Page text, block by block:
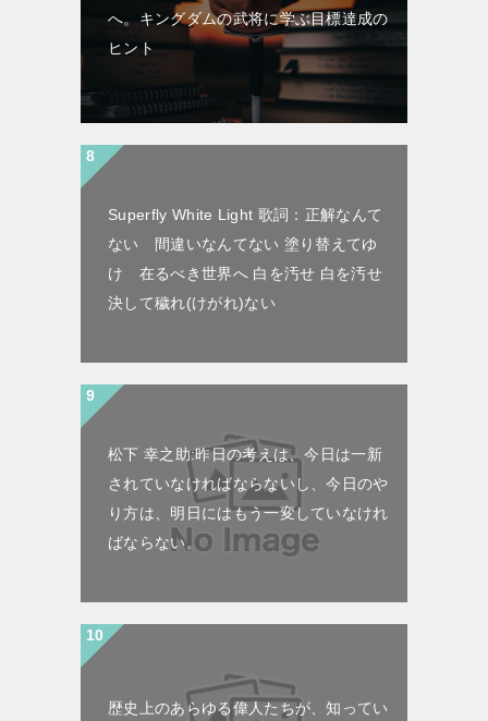
へ。キングダムの武将に学ぶ目標達成の
ヒント
Superfly White Light 歌詞：正解なんて
ない 間違いなんてない 塗り替えてゆ
け 在るべき世界へ 白を汚せ 白を汚せ
決して穢れ(けがれ)ない
松下 幸之助:昨日の考えは、今日は一新
されていなければならないし、今日のや
り方は、明日にはもう一変していなけれ
ばならない。
歴史上のあらゆる偉人たちが、知ってい